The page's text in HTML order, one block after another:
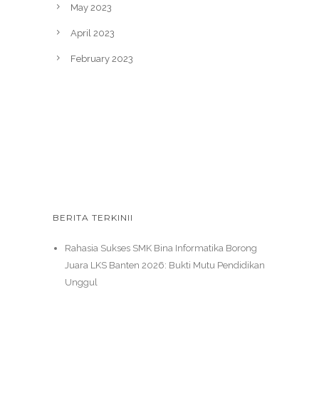
May 2023
April 2023
February 2023
BERITA TERKINII
Rahasia Sukses SMK Bina Informatika Borong
Juara LKS Banten 2026: Bukti Mutu Pendidikan
Unggul